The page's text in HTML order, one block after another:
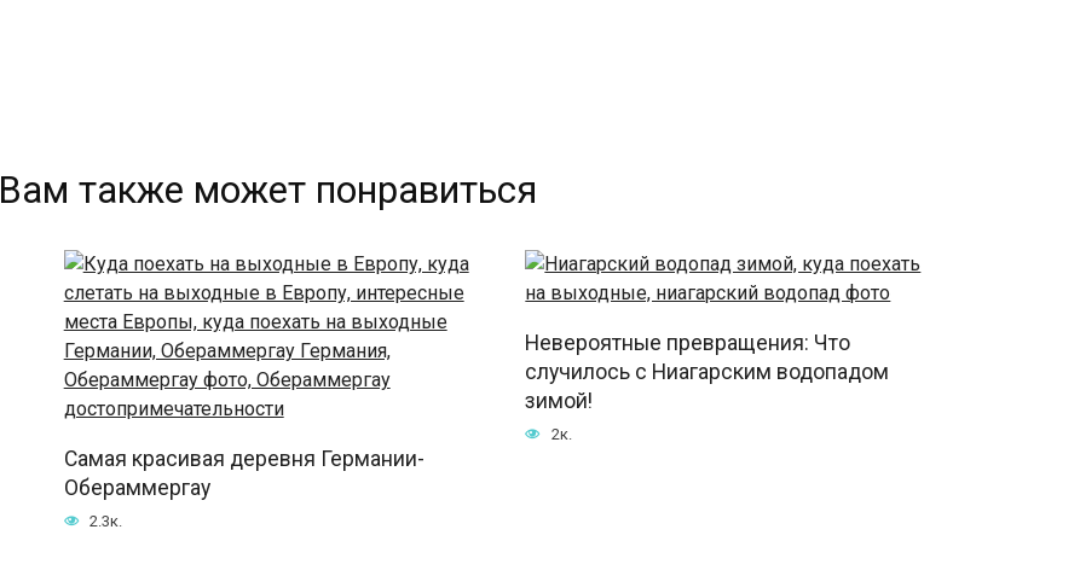
Вам также может понравиться
Самая красивая деревня Германии-
Обераммергау
2.3к.
Невероятные превращения: Что
случилось с Ниагарским водопадом
зимой!
2к.